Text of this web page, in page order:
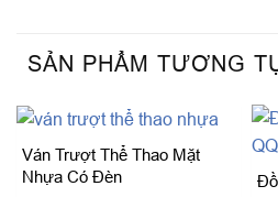
SẢN PHẨM TƯƠNG
Ván Trượt Thể Thao Mặt
Nhựa Có Đèn